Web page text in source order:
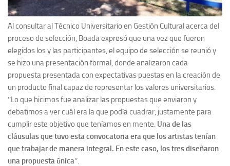
Al consultar al Técnico Universitario en Gestión Cultural acerca del
proceso de selección, Boada expresó que una vez que fueron
elegidos los y las participantes, el equipo de selección se reunió y
se hizo una presentación formal, donde analizaron cada
propuesta presentada con expectativas puestas en la creación de
un producto final capaz de representar los valores universitarios.
’’Lo que hicimos fue analizar las propuestas que enviaron y
debatimos a ver cuál era la que podía cuadrar, justamente para
cumplir este objetivo que teníamos en mente. Una de las
cláusulas que tuvo esta convocatoria era que los artistas tenían
que trabajar de manera integral. En este caso, los tres diseñaron
una propuesta única’’.